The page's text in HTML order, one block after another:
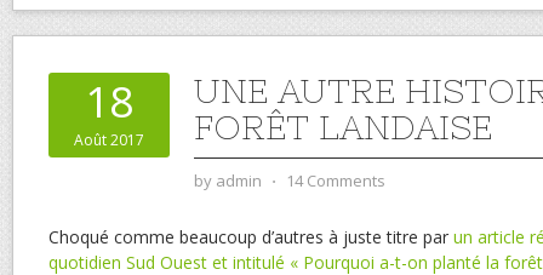
18
Août 2017
UNE AUTRE
FORÊT LANDAISE
by admin ⋅ 14 Comments
Choqué comme beaucoup d’autres à juste titre par un article
quotidien Sud Ouest et intitulé « Pourquoi a-t-on planté la